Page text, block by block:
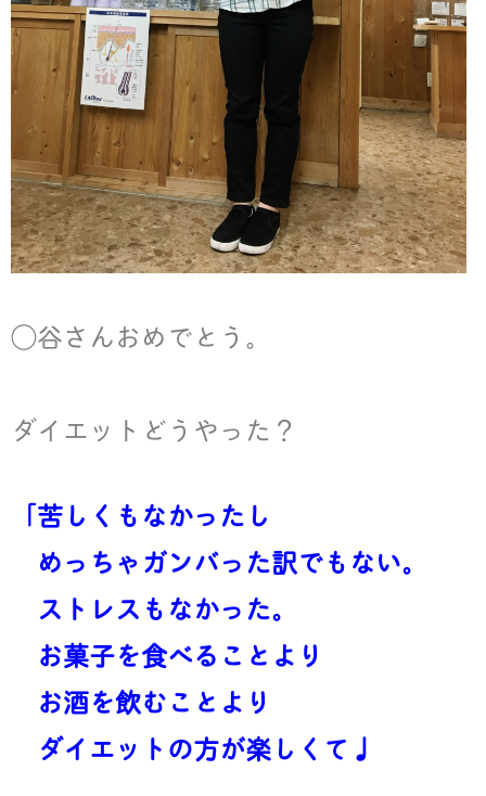
◯谷さんおめでとう。
ダイエットどうやった？
「苦しくもなかったし
めっちゃガンバった訳でもない。
ストレスもなかった。
お菓子を食べることより
お酒を飲むことより
ダイエットの方が楽しくて♩